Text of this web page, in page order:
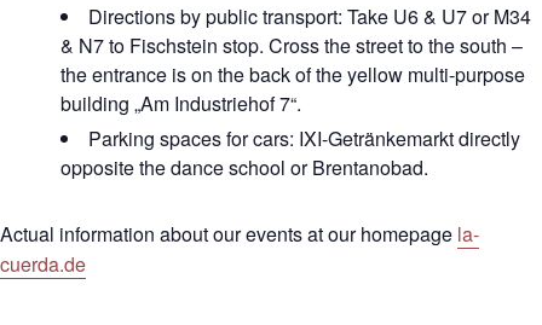
Directions by public transport: Take U6 & U7 or M34
& N7 to Fischstein stop. Cross the street to the south –
the entrance is on the back of the yellow multi-purpose
building „Am Industriehof 7“.
Parking spaces for cars: IXI-Getränkemarkt directly
opposite the dance school or Brentanobad.
Actual information about our events at our homepage la-
cuerda.de